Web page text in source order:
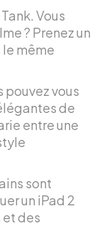
Vous
? Prenez un
le même
pouvez vous
de
entre une
sont
un iPad 2
des